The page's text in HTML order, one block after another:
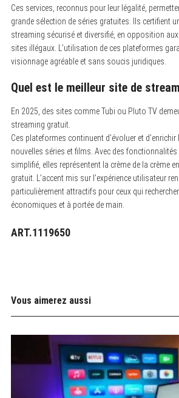
Ces services, reconnus pour leur légalité,
grande sélection de séries gratuites. Ils certifient
streaming sécurisé et diversifié, en opposition
sites illégaux. L’utilisation de ces plateformes
visionnage agréable et sans soucis juridiques.
Quel est le meilleur site de
En 2025, des sites comme Tubi ou Pluto TV
streaming gratuit.
Ces plateformes continuent d’évoluer et
nouvelles séries et films. Avec des
simplifié, elles représentent la crème de la crème
gratuit. L’accent mis sur l’expérience utilisateur
particulièrement attractifs pour ceux qui
économiques et à portée de main.
ART.1119650
Vous aimerez aussi